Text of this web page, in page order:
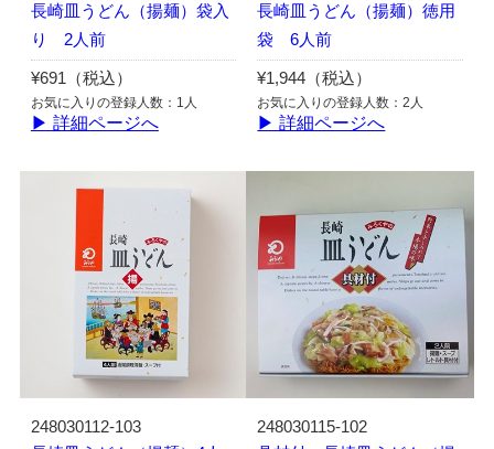
長崎皿うどん（揚麺）袋入
り 2人前
¥691（税込）
お気に入りの登録人数：1人
▶ 詳細ページへ
長崎皿うどん（揚麺）徳用
袋 6人前
¥1,944（税込）
お気に入りの登録人数：2人
▶ 詳細ページへ
248030112-103
248030115-102